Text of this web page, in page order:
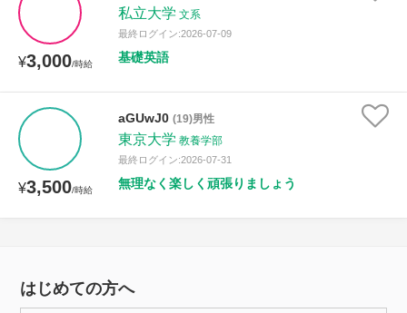
¥3,000/時給
私立大学 文系
最終ログイン:2026-07-09
基礎英語
¥3,500/時給
aGUwJ0 (19)男性
東京大学 教養学部
最終ログイン:2026-07-31
無理なく楽しく頑張りましょう
はじめての方へ